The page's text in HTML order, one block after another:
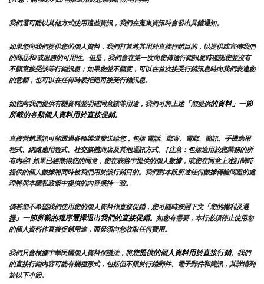
我們還可能以其他方式使用這些資訊，我們在蒐集資訊時會發出具體通知。
如果您向我們提供您的個人資料，我們打算將其用於直接行銷目的，以提供或宣傳我們
的商品和/或服務的可用性。但是，我們會在第一次向您傳送行銷訊息時確認您並沒有
不願意接受該等行銷訊息；如果您並不願意，可以在首次接受行銷訊息時向我們表達您
的意願，也可以在任何時候拒絕再接受行銷訊息。
如您向我們提供有關資料並明確同意該等用途，我們可將上述「您提供的資料」一節
所載的各類個人資料用於直接促銷。
直接營銷通訊可能透過各種渠道發送給您，包括 電話、郵寄、電郵、簡訊、手機應用
程式、網路應用程式、社交媒體商店及其他通訊方式。 [注意：包括適用於您業務的所
有內容] 如果已經徵得您的同意，您在表格中提供的個人數據，或您在同意上述訂閱時
提供的個人數據將同時被我們用於該行銷目的。我們對本段所述任何數據傳輸問題的處
理將與本隱私政策中提供的內容保持一致。
倘若您不希望我們使用您的個人資料作直接促銷，您可隨時按照下文「您的權利及選
擇」一節所載的程序選擇退出我們的直接促銷。如您有需要，本行必須停止使用您
的個人資料作直接促銷用途，而毋須向您收取任何費用。
我們只會根據中華民國個人資料保護法，將您提供的個人資料用於直接行銷。我們
的直接行銷內容可能有幾種形式，包括但不限於行銷郵件、電子郵件和簡訊，其詳情列
於以下小節。